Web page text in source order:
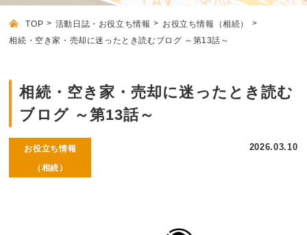
TOP 活動日誌・お役立ち情報
お役立ち情報（相続）
相続・空き家・売却に迷ったとき読むブログ ～第13話～
相続・空き家・売却に迷ったとき読む
ブログ ～第13話～
お役立ち情報
（相続）
2026.03.10